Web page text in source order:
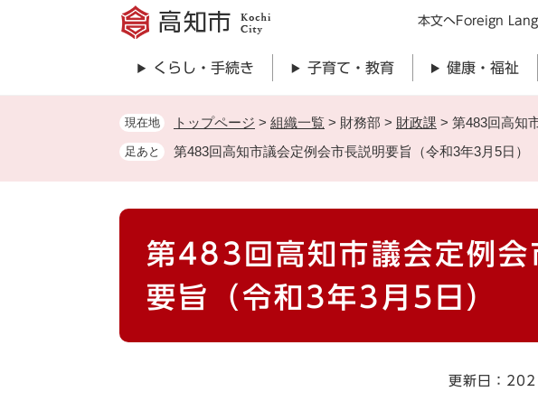
先
。
本文へForeign
くらし・手続き 子育て・教育 健康・福祉
現在地 トップページ > 組織一覧 > 財務部 > 財政課 > 第483回高知
足あと 第483回高知市議会定例会市長説明要旨（令和3年3月5日）
本
第483回高知市議会定例会
要旨（令和3年3月5日）
更新日：